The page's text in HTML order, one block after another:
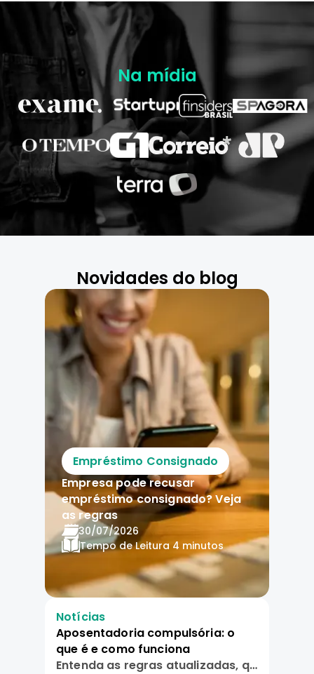
ofertarem uma das menores taxas de juros do
mercado.
Na mídia
Novidades do blog
Empréstimo Consignado
Empresa pode recusar
empréstimo consignado? Veja
as regras
30/07/2026
Tempo de Leitura 4 minutos
Notícias
Aposentadoria compulsória: o
que é e como funciona
Entenda as regras atualizadas, qual a idade limite e quem tem direito.